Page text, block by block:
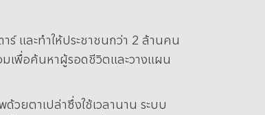
และทำให้ประชาชนกว่า 2 ล้านคน
เพื่อค้นหาผู้รอดชีวิตและวางแผน
วยตาเปล่าซึ่งใช้เวลานาน ระบบ